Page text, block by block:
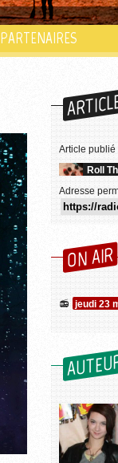
PARTENAIRES
Article publié
Roll
Adresse
ON AIR
jeudi 23